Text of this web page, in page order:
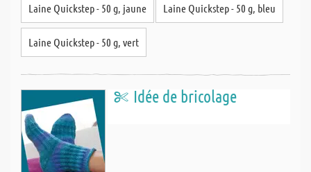
Laine Quickstep - 50 g, jaune Laine Quickstep - 50 g, bleu
Laine Quickstep - 50 g, vert
Idée de bricolage